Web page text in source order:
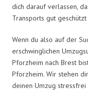
dich darauf verlassen,
Transports gut geschützt
Wenn du also auf der
erschwinglichen
Pforzheim nach Brest
Pforzheim. Wir stehen
deinen Umzug stressfrei